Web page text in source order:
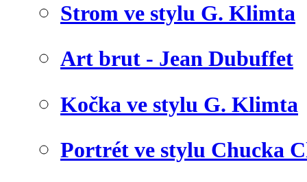
Strom ve stylu G. Klimta
Art brut - Jean Dubuffet
Kočka ve stylu G. Klimta
Portrét ve stylu Chucka